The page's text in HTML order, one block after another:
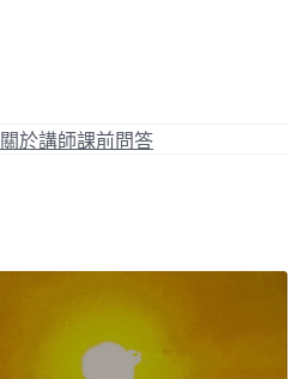
關於講師課前問答